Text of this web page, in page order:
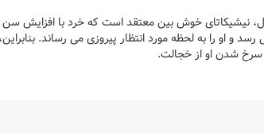
نیشیکاتای خوش بین معتقد است که خرد با افزایش سن
رسد و او را به لحظه مورد انتظار پیروزی می رساند.
سرخ شدن او از خجالت.